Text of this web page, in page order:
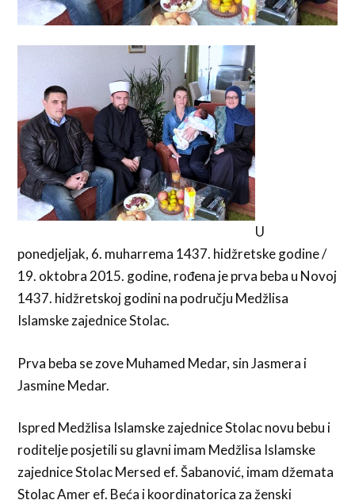
U
ponedjeljak, 6. muharrema 1437. hidžretske godine /
19. oktobra 2015. godine, rođena je prva beba u Novoj
1437. hidžretskoj godini na području Medžlisa
Islamske zajednice Stolac.
Prva beba se zove Muhamed Medar, sin Jasmera i
Jasmine Medar.
Ispred Medžlisa Islamske zajednice Stolac novu bebu i
roditelje posjetili su glavni imam Medžlisa Islamske
zajednice Stolac Mersed ef. Šabanović, imam džemata
Stolac Amer ef. Beća i koordinatorica za ženski